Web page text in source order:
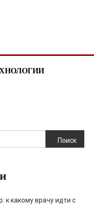
Поиск
к какому врачу идти с